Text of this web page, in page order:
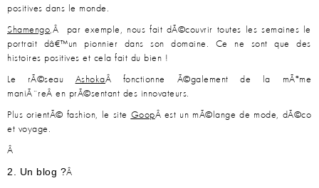
positives dans le monde.
Shamengo,Â par exemple, nous fait dÃ©couvrir toutes les semaines le
portrait dâ€™un pionnier dans son domaine. Ce ne sont que des
histoires positives et cela fait du bien !
Le rÃ©seau AshokaÂ fonctionne Ã©galement de la mÃªme
maniÃ¨reÂ en prÃ©sentant des innovateurs.
Plus orientÃ© fashion, le site GoopÂ est un mÃ©lange de mode, dÃ©co
et voyage.
Â
2. Un blog ?Â